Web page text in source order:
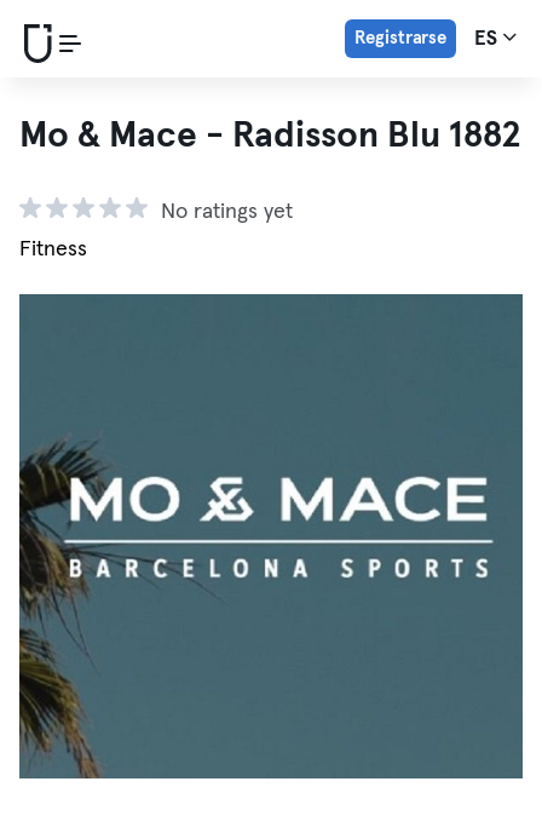
Registrarse ES
Mo & Mace - Radisson Blu 1882
No ratings yet
Fitness